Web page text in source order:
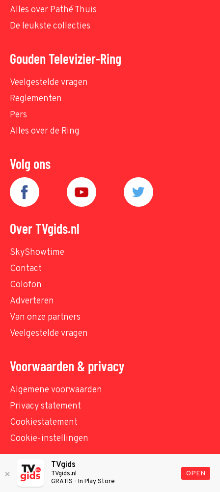
Alles over Pathé Thuis
De leukste collecties
Gouden Televizier-Ring
Veelgestelde vragen
Reglementen
Pers
Alles over de Ring
Volg ons
Over TVgids.nl
SkyShowtime
Contact
Colofon
Adverteren
Van onze partners
Veelgestelde vragen
Voorwaarden & privacy
Algemene voorwaarden
Privacy statement
Cookiestatement
Cookie-instellingen
© TVgids.nl 2026 - All rights reserved. No text and
datamining.
TVgids
TVgids.nl
GRATIS - In Play Store
OPEN